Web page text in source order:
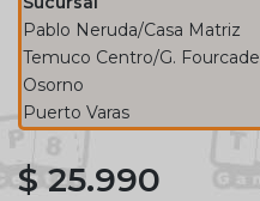
Pablo Neruda/Casa Matriz
Temuco Centro/G. Fourcade
Osorno
Puerto Varas
$ 25.990